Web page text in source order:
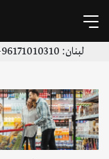
لبنان: 96171010310+ ديربورن: 13137751171+ | 13136996923+